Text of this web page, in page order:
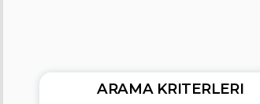
ARAMA KRITERLERI